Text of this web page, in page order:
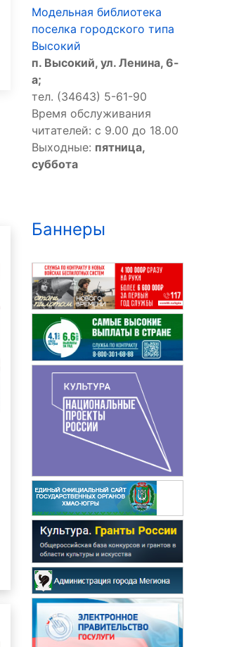
Модельная библиотека
поселка городского типа
Высокий
п. Высокий, ул. Ленина, 6-
а;
тел. (34643) 5-61-90
Время обслуживания
читателей: с 9.00 до 18.00
Выходные: пятница,
суббота
Баннеры